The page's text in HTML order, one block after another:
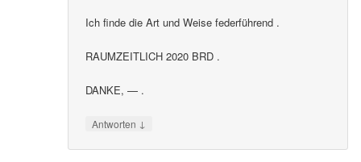
Ich finde die Art und Weise federführend .
RAUMZEITLICH 2020 BRD .
DANKE, — .
Antworten ↓